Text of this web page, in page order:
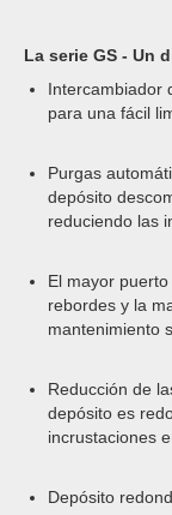
La serie GS - Un
Intercambiador
para una fácil
Purgas
depósito
reduciendo las
El mayor
rebordes y la
mantenimiento
Reducción de
depósito es
incrustaciones
Depósito